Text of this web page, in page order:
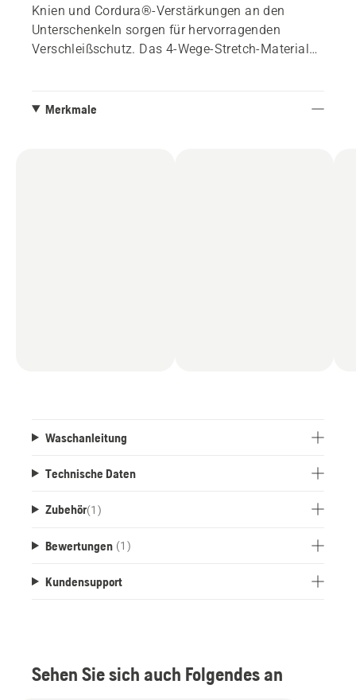
Knien und Cordura®-Verstärkungen an den
Unterschenkeln sorgen für hervorragenden
Verschleißschutz. Das 4-Wege-Stretch-Material
Klasse 1 (20 m/s). Erhältlich in den Größen XS-
Merkmale
Waschanleitung
Technische Daten
Zubehör(1 )
Bewertungen (1)
Kundensupport
Sehen Sie sich auch Folgendes an